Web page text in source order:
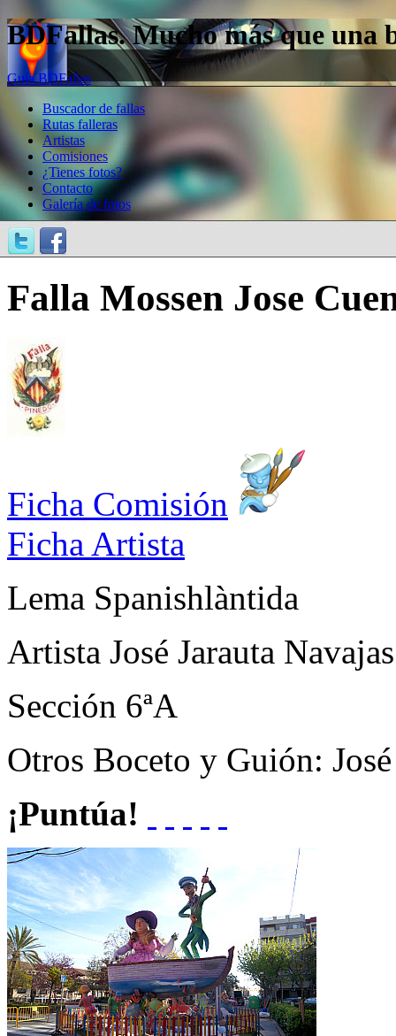
BDFallas. Mucho más que una
Guía BDFallas
Buscador de fallas
Rutas falleras
Artistas
Comisiones
¿Tienes fotos?
Contacto
Galería de fotos
Falla Mossen Jose
Ficha Comisión
Ficha Artista
Lema Spanishlàntida
Artista José Jarauta Navajas
Sección 6ªA
Otros Boceto y Guión:
¡Puntúa!